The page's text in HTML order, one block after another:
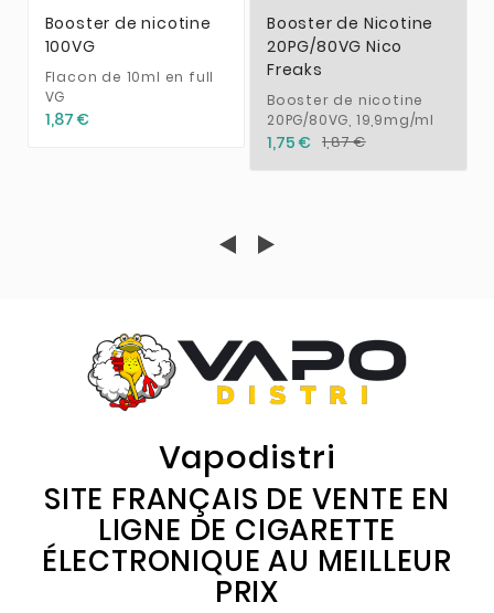
Booster de nicotine
100VG
Flacon de 10ml en full
VG
1,87 €
Booster de Nicotine
20PG/80VG Nico
Freaks
Booster de nicotine
20PG/80VG, 19,9mg/ml
1,75 € 1,87 €
Vapodistri
SITE FRANÇAIS DE VENTE EN
LIGNE DE CIGARETTE
ÉLECTRONIQUE AU MEILLEUR
PRIX